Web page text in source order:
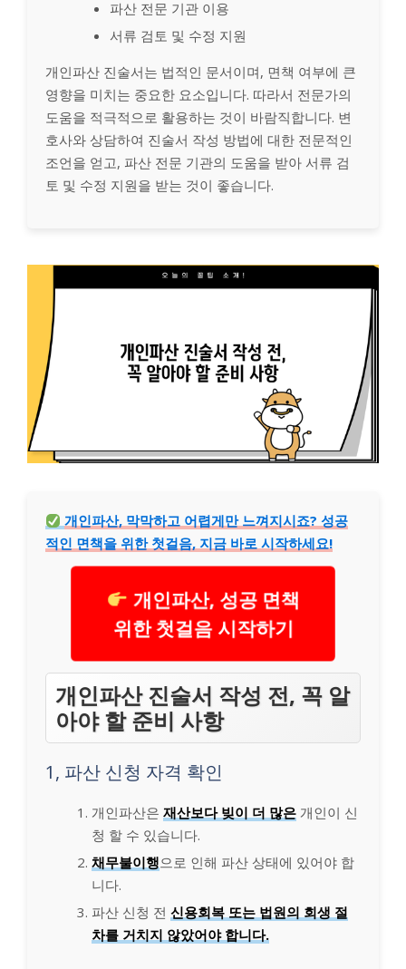
파산 전문 기관 이용
서류 검토 및 수정 지원
개인파산 진술서는 법적인 문서이며, 면책 여부에 큰
영향을 미치는 중요한 요소입니다. 따라서 전문가의
도움을 적극적으로 활용하는 것이 바람직합니다. 변
호사와 상담하여 진술서 작성 방법에 대한 전문적인
조언을 얻고, 파산 전문 기관의 도움을 받아 서류 검
토 및 수정 지원을 받는 것이 좋습니다.
개인파산, 막막하고 어렵게만 느껴지시죠? 성공
적인 면책을 위한 첫걸음, 지금 바로 시작하세요!
개인파산, 성공 면책
위한 첫걸음 시작하기
개인파산 진술서 작성 전, 꼭 알
아야 할 준비 사항
1, 파산 신청 자격 확인
개인파산은 재산보다 빚이 더 많은 개인이 신
청 할 수 있습니다.
채무불이행으로 인해 파산 상태에 있어야 합
니다.
파산 신청 전 신용회복 또는 법원의 회생 절
차를 거치지 않았어야 합니다.